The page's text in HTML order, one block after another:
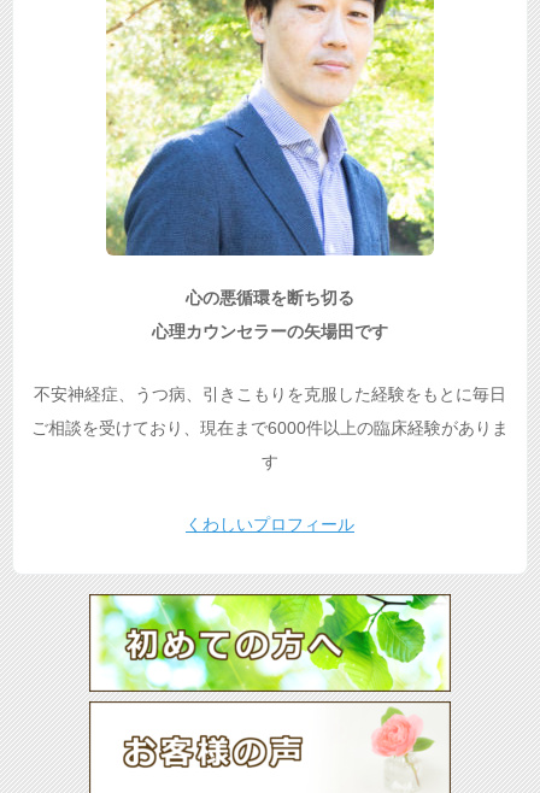
心の悪循環を断ち切る
心理カウンセラーの矢場田です
不安神経症、うつ病、引きこもりを克服した経験をもとに毎日
ご相談を受けており、現在まで6000件以上の臨床経験がありま
す
くわしいプロフィール